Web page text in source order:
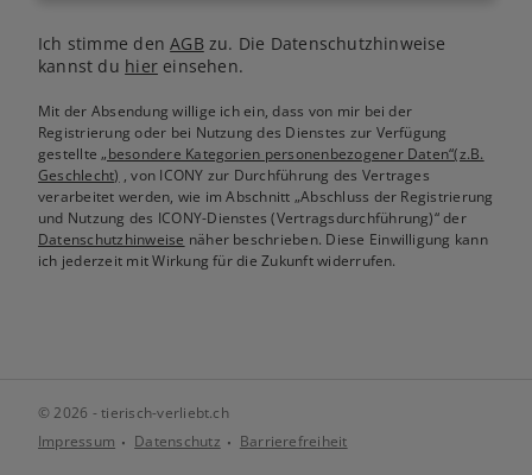
Ich stimme denAGB zu. Die Datenschutzhinweise
kannst du hiereinsehen.
Mit der Absendung willige ich ein, dass von mir bei der
Registrierung oder bei Nutzung des Dienstes zur Verfügung
gestellte„besondere Kategorien personenbezogener Daten“(z.B.
Geschlecht) , von ICONY zur Durchführung des Vertrages
verarbeitet werden, wie im Abschnitt „Abschluss der Registrierung
und Nutzung des ICONY-Dienstes (Vertragsdurchführung)“ der
Datenschutzhinweise näher beschrieben. Diese Einwilligung kann
ich jederzeit mit Wirkung für die Zukunft widerrufen.
© 2026 - tierisch-verliebt.ch
Impressum
Datenschutz Barrierefreiheit